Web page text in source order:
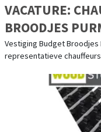
VACATURE:
BROODJES
Vestiging Budget
representatieve